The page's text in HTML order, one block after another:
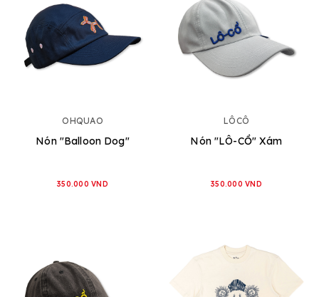
OHQUAO
Nón "Balloon Dog"
350.000 VND
LÔCÔ
Nón "LÔ-CỒ" Xám
350.000 VND